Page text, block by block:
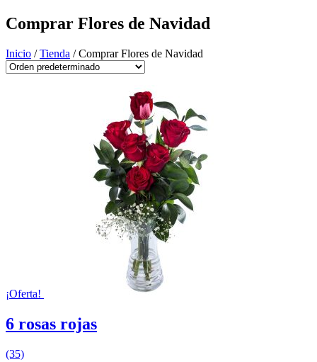
Comprar Flores de Navidad
Inicio /Tienda / Comprar Flores de Navidad
¡Oferta!
6 rosas rojas
(35)